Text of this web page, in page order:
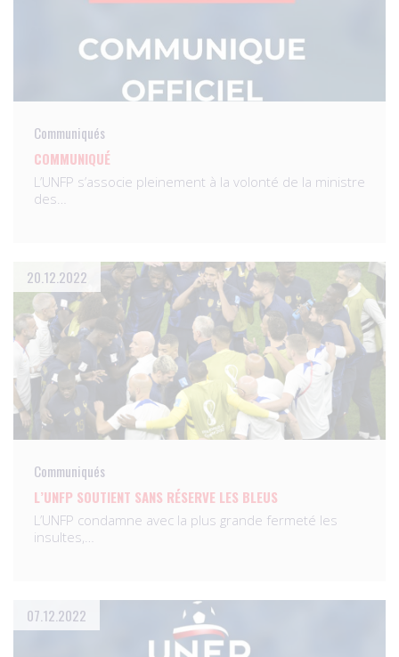
Communiqués
COMMUNIQUÉ
L’UNFP s’associe pleinement à la volonté de la ministre
des…
20.12.2022
Communiqués
L’UNFP SOUTIENT SANS RÉSERVE LES BLEUS
L’UNFP condamne avec la plus grande fermeté les
insultes,…
07.12.2022